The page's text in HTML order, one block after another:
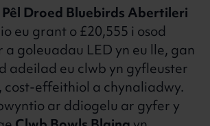
Droed Bluebirds Abertileri
eu grant o £20,555 i osod
goleuadau LED yn eu lle, gan
adeilad eu clwb yn gyfleuster
cost-effeithiol a chynaliadwy.
ar ddiogelu ar gyfer y